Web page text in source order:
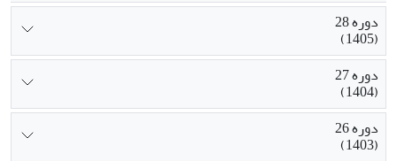
دوره 28
(1405)
دوره 27
(1404)
دوره 26
(1403)